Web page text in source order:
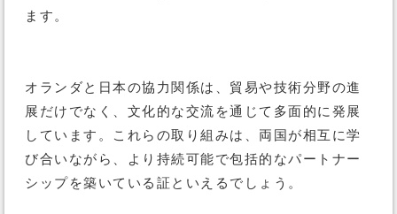
ます​。
オランダと日本の協力関係は、貿易や技術分野の進
展だけでなく、文化的な交流を通じて多面的に発展
しています。これらの取り組みは、両国が相互に学
び合いながら、より持続可能で包括的なパートナー
シップを築いている証といえるでしょう。